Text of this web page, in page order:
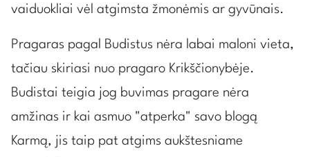
vaiduokliai vėl atgimsta žmonėmis ar gyvūnais.
Pragaras pagal Budistus nėra labai maloni vieta,
tačiau skiriasi nuo pragaro Krikščionybėje.
Budistai teigia jog buvimas pragare nėra
amžinas ir kai asmuo "atperka" savo blogą
Karmą, jis taip pat atgims aukštesniame